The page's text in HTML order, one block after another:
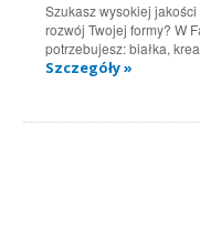
Szukasz wysokiej
rozwój Twojej formy? W
potrzebujesz: białka,
Szczegóły »